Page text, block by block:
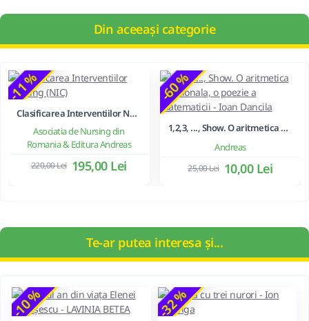
Din aceeași categorie
-11 %
Asociatia de Nursing din
Romania & Editura Andreas
Clasificarea Interventiilor Nursing (NIC)
195,00 Lei
220,00 Lei
-60 %
Andreas
1,2,3, ..., Show. O aritmetica emotionala, o poezie a matematicii - Ioan Dancila
10,00 Lei
25,00 Lei
Te-ar putea interesa și...
-10 % -32 %